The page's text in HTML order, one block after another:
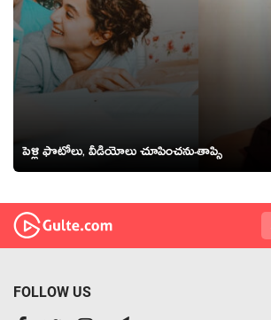
పెళ్లి ఫొటోలు, వీడియోలు చూపించను-తాప్సి
FOLLOW US